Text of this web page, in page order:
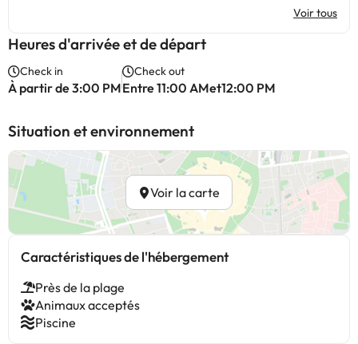
Voir tous
Heures d'arrivée et de départ
Check in
À partir de 3:00 PM
Check out
Entre 11:00 AMet12:00 PM
Situation et environnement
Voir la carte
Caractéristiques de l'hébergement
Près de la plage
Animaux acceptés
Piscine